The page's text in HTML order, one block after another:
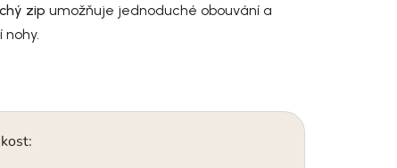
zip umožňuje jednoduché obouvání a